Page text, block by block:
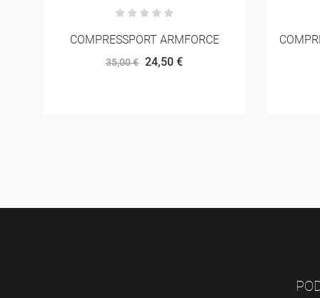
COMPRESSPORT PERNEIRA R2 3.0
45,00 € 40,00 €